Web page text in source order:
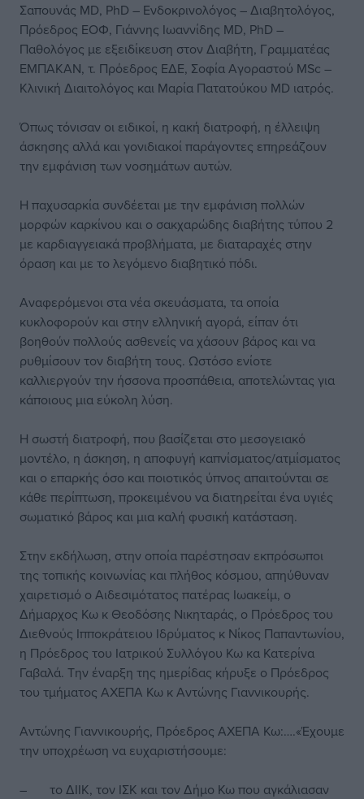
Σαπουνάς MD, PhD – Ενδοκρινολόγος – Διαβητολόγος,
Πρόεδρος ΕΟΦ, Γιάννης Ιωαννίδης MD, PhD –
Παθολόγος με εξειδίκευση στον Διαβήτη, Γραμματέας
ΕΜΠΑΚΑΝ, τ. Πρόεδρος ΕΔΕ, Σοφία Αγοραστού MSc –
Κλινική Διαιτολόγος και Μαρία Πατατούκου MD ιατρός.
Όπως τόνισαν οι ειδικοί, η κακή διατροφή, η έλλειψη
άσκησης αλλά και γονιδιακοί παράγοντες επηρεάζουν
την εμφάνιση των νοσημάτων αυτών.
Η παχυσαρκία συνδέεται με την εμφάνιση πολλών
μορφών καρκίνου και ο σακχαρώδης διαβήτης τύπου 2
με καρδιαγγειακά προβλήματα, με διαταραχές στην
όραση και με το λεγόμενο διαβητικό πόδι.
Αναφερόμενοι στα νέα σκευάσματα, τα οποία
κυκλοφορούν και στην ελληνική αγορά, είπαν ότι
βοηθούν πολλούς ασθενείς να χάσουν βάρος και να
ρυθμίσουν τον διαβήτη τους. Ωστόσο ενίοτε
καλλιεργούν την ήσσονα προσπάθεια, αποτελώντας για
κάποιους μια εύκολη λύση.
Η σωστή διατροφή, που βασίζεται στο μεσογειακό
μοντέλο, η άσκηση, η αποφυγή καπνίσματος/ατμίσματος
και ο επαρκής όσο και ποιοτικός ύπνος απαιτούνται σε
κάθε περίπτωση, προκειμένου να διατηρείται ένα υγιές
σωματικό βάρος και μια καλή φυσική κατάσταση.
Στην εκδήλωση, στην οποία παρέστησαν εκπρόσωποι
της τοπικής κοινωνίας και πλήθος κόσμου, απηύθυναν
χαιρετισμό ο Αιδεσιμότατος πατέρας Ιωακείμ, ο
Δήμαρχος Κω κ Θεοδόσης Νικηταράς, ο Πρόεδρος του
Διεθνούς Ιπποκράτειου Ιδρύματος κ Νίκος Παπαντωνίου,
η Πρόεδρος του Ιατρικού Συλλόγου Κω κα Κατερίνα
Γαβαλά. Την έναρξη της ημερίδας κήρυξε ο Πρόεδρος
του τμήματος ΑΧΕΠΑ Κω κ Αντώνης Γιαννικουρής.
Αντώνης Γιαννικουρής, Πρόεδρος ΑΧΕΠΑ Κω:….«Έχουμε
την υποχρέωση να ευχαριστήσουμε:
– το ΔΙΙΚ, τον ΙΣΚ και τον Δήμο Κω που αγκάλιασαν